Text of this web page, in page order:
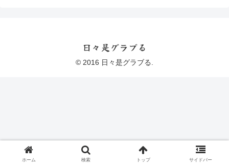
日々是グラブる
© 2016 日々是グラブる.
ホーム 検索 トップ サイドバー